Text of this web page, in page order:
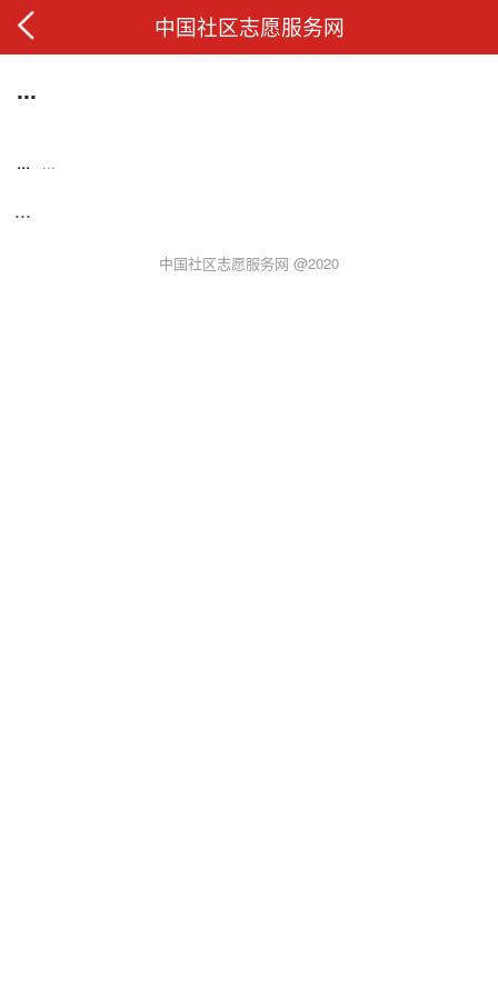
中国社区志愿服务网
...
... ...
...
中国社区志愿服务网 @2020